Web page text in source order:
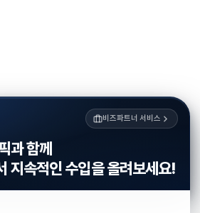
비즈파트너 서비스
과 함께
지속적인 수입을 올려보세요!